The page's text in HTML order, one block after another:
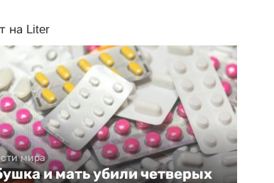
на Liter
мира
и мать убили четверых